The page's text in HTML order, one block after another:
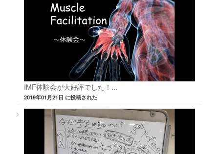
IMF体験会が大好評でした！...
2019年01月21日 に投稿された